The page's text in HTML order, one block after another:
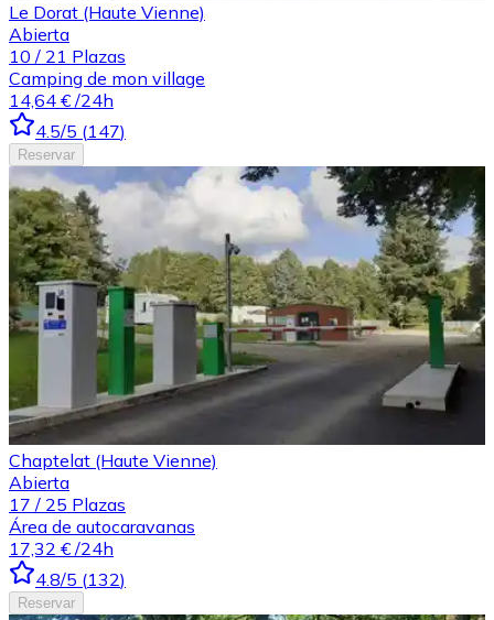
Le Dorat (Haute Vienne)
Abierta
10 / 21 Plazas
Camping de mon village
14,64 € /24h
4.5/5 (147)
Reservar
Chaptelat (Haute Vienne)
Abierta
17 / 25 Plazas
Área de autocaravanas
17,32 € /24h
4.8/5 (132)
Reservar